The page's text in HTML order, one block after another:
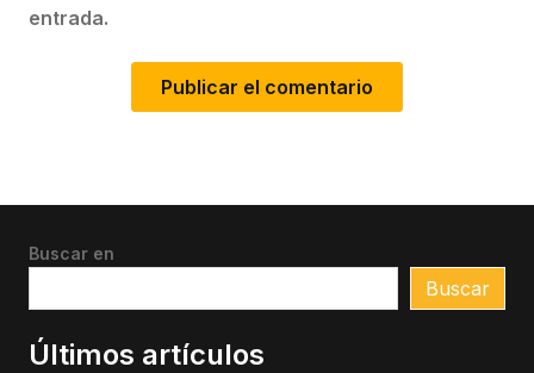
entrada.
Buscar en
Buscar
Últimos artículos